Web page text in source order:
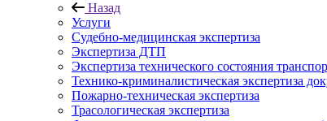
Назад
Услуги
Судебно-медицинская экспертиза
Экспертиза ДТП
Экспертиза технического состояния
Технико-криминалистическая экспертиза
Пожарно-техническая экспертиза
Трасологическая экспертиза